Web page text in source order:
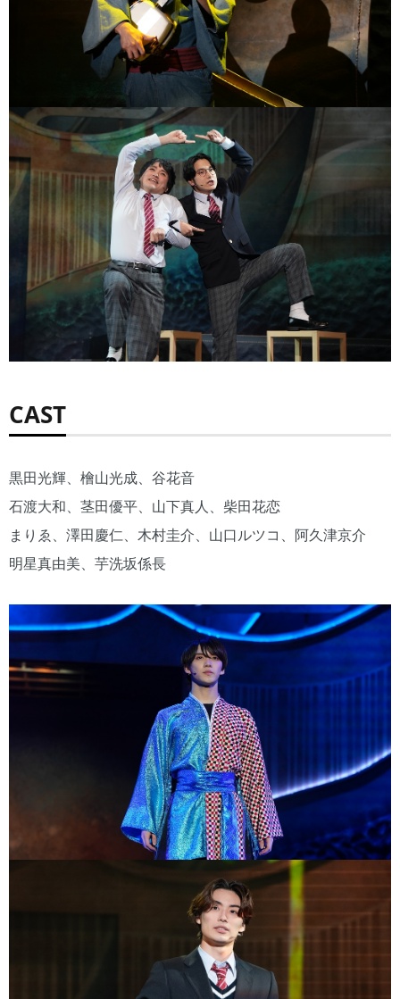
CAST
黒田光輝、檜山光成、谷花音
石渡大和、茎田優平、山下真人、柴田花恋
まりゑ、澤田慶仁、木村圭介、山口ルツコ、阿久津京介
明星真由美、芋洗坂係長